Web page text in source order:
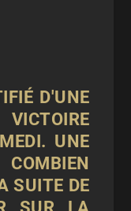
D'UNE
UNE
SUITE DE